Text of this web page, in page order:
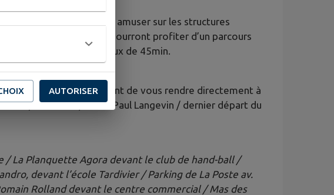
et serviette pour vous amuser sur les structures
plus jeunes quant à eux pourront profiter d’un parcours
Sur inscription. Créneaux de 45min.
gratuites vous permettent de vous rendre directement à
départ 9h40 quartier Paul Langevin / dernier départ du
/ La Planquette Agora devant le club de hand-ball /
devant l’école Tardivier / Parking de La Poste av.
Rolland devant le centre commercial / Mas des
AUTORISER